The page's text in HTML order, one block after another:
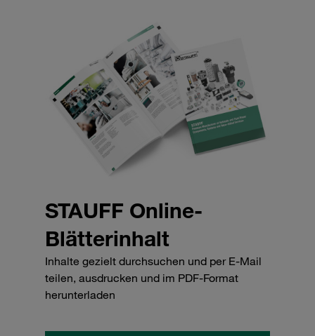
STAUFF Online-
Blätterinhalt
Inhalte gezielt durchsuchen und per E-Mail
teilen, ausdrucken und im PDF-Format
herunterladen